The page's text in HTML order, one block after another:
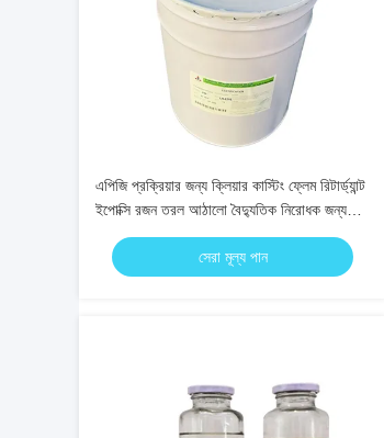
এপিজি প্রক্রিয়ার জন্য ক্লিয়ার কাস্টিং ফ্লেম রিটার্ড্যান্ট
ইপোক্সি রজন তরল আঠালো বৈদ্যুতিক নিরোধক জন্য
TG 115-128 সহ
সেরা মূল্য পান